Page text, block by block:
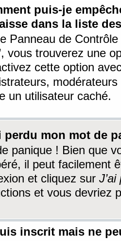
puis-je
dans la liste
Panneau de
vous trouverez une
cette option
un utilisateur caché.
perdu mon mot de
panique ! Bien que
il peut facilement
et cliquez sur
et vous devriez
inscrit mais ne